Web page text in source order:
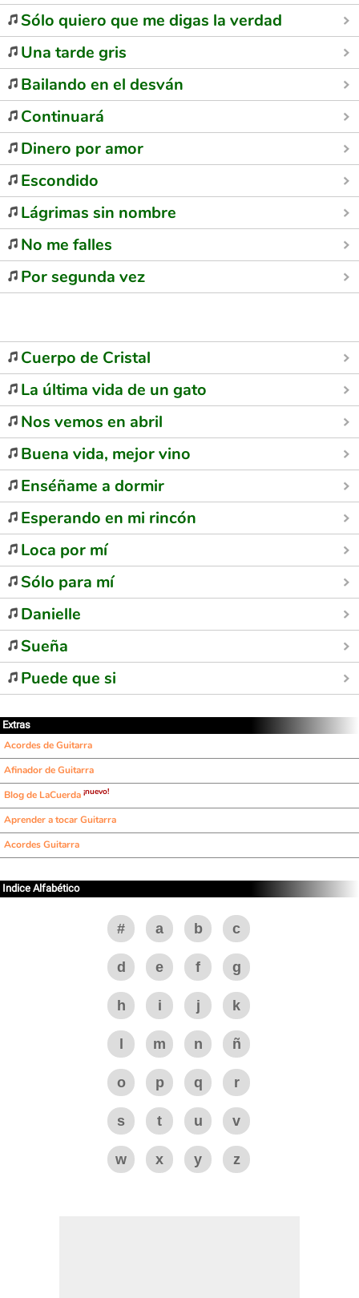
Sólo quiero que me digas la verdad
Una tarde gris
Bailando en el desván
Continuará
Dinero por amor
Escondido
Lágrimas sin nombre
No me falles
Por segunda vez
Cuerpo de Cristal
La última vida de un gato
Nos vemos en abril
Buena vida, mejor vino
Enséñame a dormir
Esperando en mi rincón
Loca por mí
Sólo para mí
Danielle
Sueña
Puede que si
Extras
Acordes de Guitarra
Afinador de Guitarra
Blog de LaCuerda ¡nuevo!
Aprender a tocar Guitarra
Acordes Guitarra
Indice Alfabético
# a b c
d e f g
h i j k
m n ñ
o p q r
s t u v
w x y z